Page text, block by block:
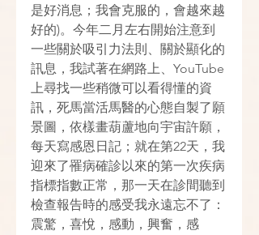
是好消息；我會克服的，會越來越
好的)。今年二月左右開始注意到
一些關於吸引力法則、關於顯化的
訊息，我試著在網路上、YouTube
上尋找一些稍微可以看得懂的資
訊，死馬當活馬醫的心態自製了願
景圖，依樣畫葫蘆地向宇宙許願，
每天寫感恩日記；就在第22天，我
迎來了罹病確診以來的第一次疾病
指標指數正常，那一天在診間聽到
檢查報告時的感受我永遠忘不了：
震驚，喜悅，感動，興奮，感